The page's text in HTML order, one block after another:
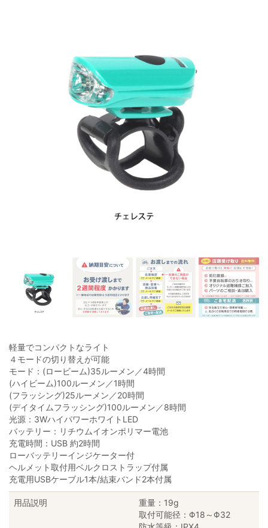
軽量でコンパクトなライト
４モードの切り替えが可能
モード：(ロービーム)35ルーメン／4時間
(ハイビーム)100ルーメン／1時間
(フラッシング)25ルーメン／20時間
(デイタイムフラッシング)100ルーメン／8時間
光源：3WハイパワーホワイトLED
バッテリー：リチウムイオンポリマー電池
充電時間：USB 約2時間
ローバッテリーインジケーター付
ヘルメット取付用ベルクロストラップ付属
充電用USBケーブル1本/結束バンド2本付属
用品説明
重量：19g
取付可能径：Φ18～Φ32